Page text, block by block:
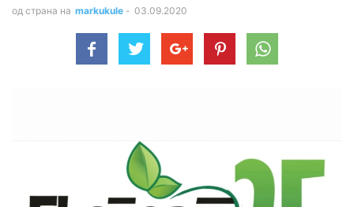
од страна на markukule - 03.09.2020